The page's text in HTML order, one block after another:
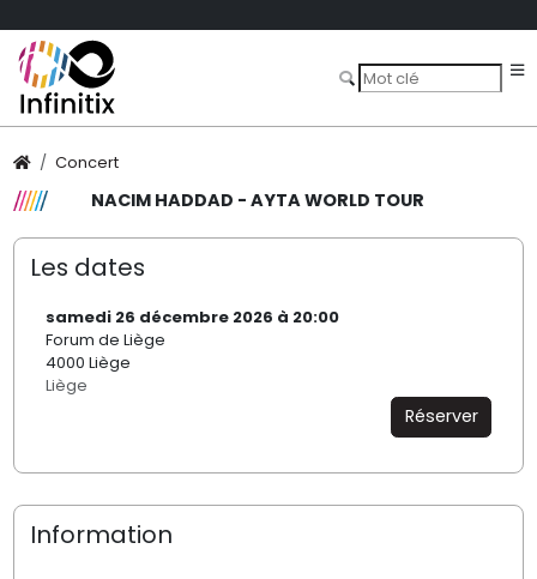
Concert
NACIM HADDAD - AYTA WORLD TOUR
Les dates
samedi 26 décembre 2026 à 20:00
Forum de Liège
4000 Liège
Liège
Réserver
Information